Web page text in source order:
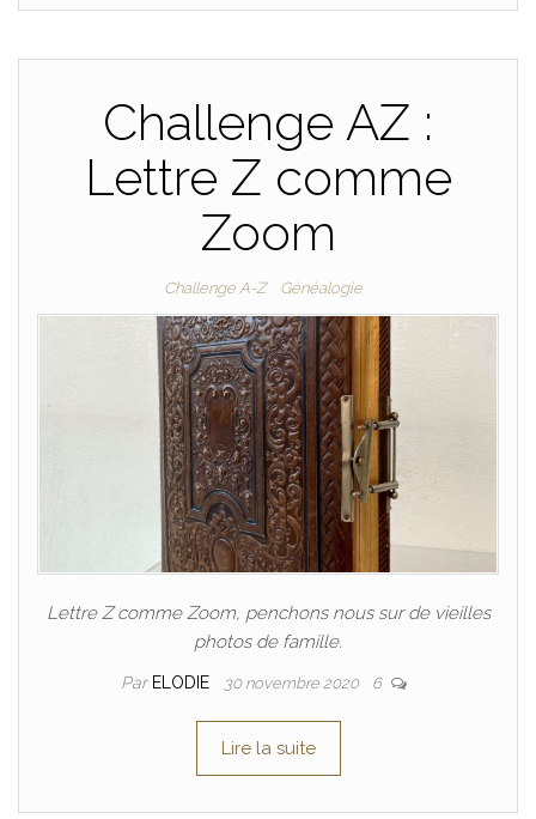
Challenge AZ :
Lettre Z comme
Zoom
Challenge A-Z Généalogie
Lettre Z comme Zoom, penchons nous sur de vieilles
photos de famille.
Par ELODIE 30 novembre 2020 6
Lire la suite